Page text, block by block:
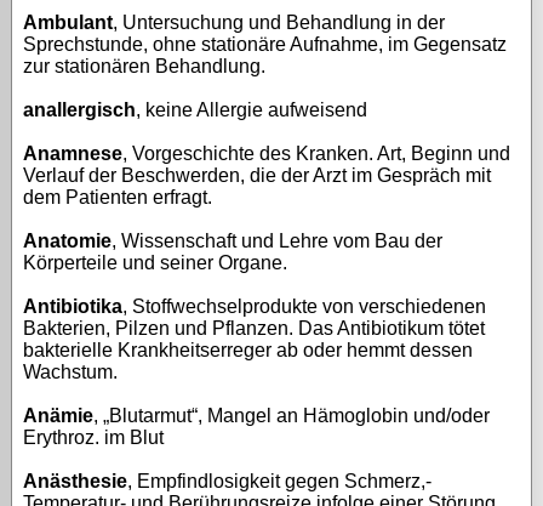
Ambulant, Untersuchung und Behandlung in der
Sprechstunde, ohne stationäre Aufnahme, im Gegensatz
zur stationären Behandlung.
anallergisch, keine Allergie aufweisend
Anamnese, Vorgeschichte des Kranken. Art, Beginn und
Verlauf der Beschwerden, die der Arzt im Gespräch mit
dem Patienten erfragt.
Anatomie, Wissenschaft und Lehre vom Bau der
Körperteile und seiner Organe.
Antibiotika, Stoffwechselprodukte von verschiedenen
Bakterien, Pilzen und Pflanzen. Das Antibiotikum tötet
bakterielle Krankheitserreger ab oder hemmt dessen
Wachstum.
Anämie, „Blutarmut“, Mangel an Hämoglobin und/oder
Erythroz. im Blut
Anästhesie, Empfindlosigkeit gegen Schmerz,-